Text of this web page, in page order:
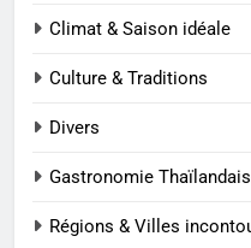
Climat & Saison idéale
Culture & Traditions
Divers
Gastronomie
Régions & Villes